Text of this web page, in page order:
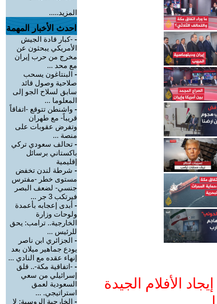
الأفلام الجيدة
المزيد.....
احدث الأخبار المهمة
- -كبار قادة الجيش
الأمريكي يبحثون عن
مخرج من حرب إيران
مع محد ...
- البنتاغون يسحب
صلاحية وصول قائد
سابق لسلاح الجو إلى
المعلوما ...
- واشنطن تتوقع -اتفاقاً
قريباً- مع طهران
وتفرض عقوبات على
منصة ...
- تحالف سعودي تركي
باكستاني برسائل
إقليمية
- شرطة لندن تخفض
مستوى خطر -مفترس
جنسي- لضعف البصر
فيرتكب 3 جر ...
- أبدى إعجابه بأعمدة
ولوحات وزارة
الخارجية.. ترامب: يحق
للرئيس ...
- الجزائري ابن ناصر
يودع جماهير ميلان بعد
إنهاء عقده مع النادي ...
- -اتفاقية مكة-.. قلق
إسرائيلي من سعي
السعودية لعمق
استراتيجي. ...
- الخارجية الروسية: لا